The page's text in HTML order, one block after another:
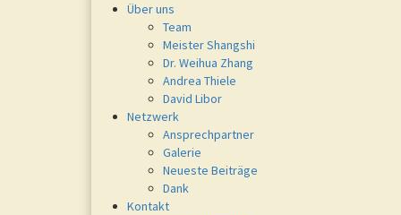
Über uns
Team
Meister Shangshi
Dr. Weihua Zhang
Andrea Thiele
David Libor
Netzwerk
Ansprechpartner
Galerie
Neueste Beiträge
Dank
Kontakt